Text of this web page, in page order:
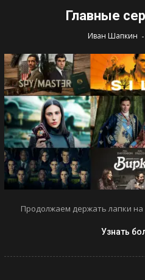
Главные
Иван Шапкин -
Продолжаем держать лапки на
Узнать